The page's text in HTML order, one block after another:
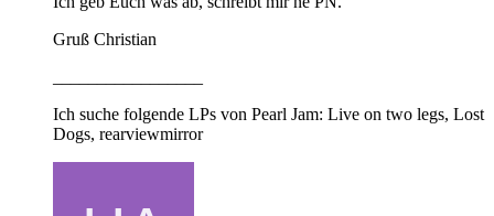
Gruß Christian
Ich suche folgende LPs von Pearl Jam: Live on two legs, Lost
Dogs, rearviewmirror